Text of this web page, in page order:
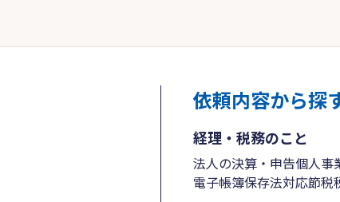
依頼内容から探
経理・税務のこと
法人の決算・申告個人事
電子帳簿保存法対応節税